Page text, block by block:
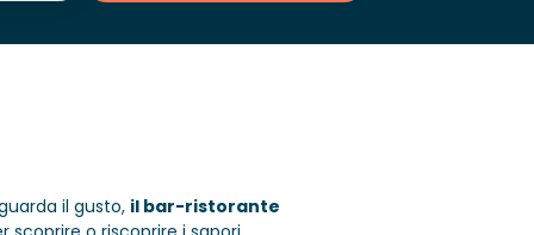
il gusto, il bar-ristorante